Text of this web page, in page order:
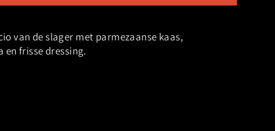
van de slager met parmezaanse kaas,
frisse dressing.